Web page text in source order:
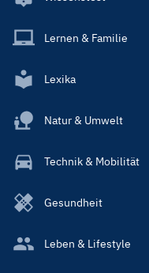
Lernen & Familie
Lexika
Natur & Umwelt
Technik & Mobilität
Gesundheit
Leben & Lifestyle